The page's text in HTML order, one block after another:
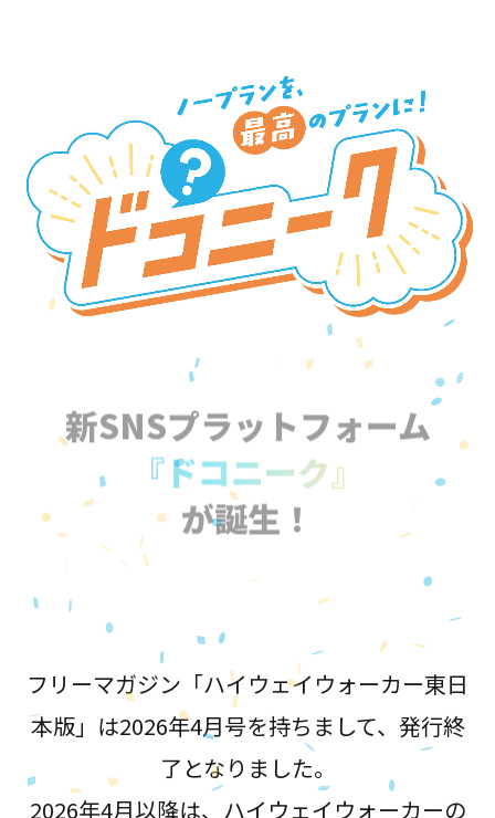
新SNSプラットフォーム
『ドコニーク』
が誕生！
フリーマガジン「ハイウェイウォーカー東日
本版」は2026年4月号を持ちまして、発行終
了となりました。
2026年4月以降は、ハイウェイウォーカーの